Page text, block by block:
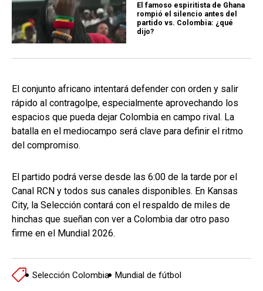
El famoso espiritista de Ghana
rompió el silencio antes del
partido vs. Colombia: ¿qué
dijo?
El conjunto africano intentará defender con orden y salir
rápido al contragolpe, especialmente aprovechando los
espacios que pueda dejar Colombia en campo rival. La
batalla en el mediocampo será clave para definir el ritmo
del compromiso.
El partido podrá verse desde las 6:00 de la tarde por el
Canal RCN y todos sus canales disponibles. En Kansas
City, la Selección contará con el respaldo de miles de
hinchas que sueñan con ver a Colombia dar otro paso
firme en el Mundial 2026.
Selección Colombia Mundial de fútbol